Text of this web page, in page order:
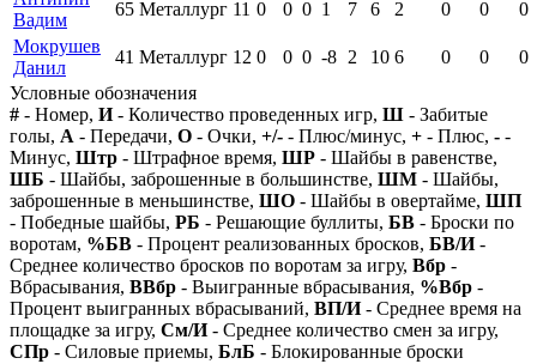
Вадим
65 Металлург 11 0 0 0 1 7 6 2 0 0
0
Мокрушев
Данил
41 Металлург 12 0 0 0 -8 2 10 6 0 0
0
Условные обозначения
# - Номер, И- Количество проведенных игр, Ш - Забитые
голы, А - Передачи, О - Очки, +/- - Плюс/минус, + - Плюс, - -
Минус, Штр - Штрафное время, ШР - Шайбы в равенстве,
ШБ - Шайбы, заброшенные в большинстве, ШМ - Шайбы,
заброшенные в меньшинстве, ШО - Шайбы в овертайме, ШП
- Победные шайбы, РБ - Решающие буллиты, БВ - Броски по
воротам, %БВ - Процент реализованных бросков, БВ/И-
Среднее количество бросков по воротам за игру, Вбр -
Вбрасывания, ВВбр - Выигранные вбрасывания, %Вбр -
Процент выигранных вбрасываний, ВП/И- Среднее время на
площадке за игру, См/И- Среднее количество смен за игру,
СПр - Силовые приемы, БлБ - Блокированные броски